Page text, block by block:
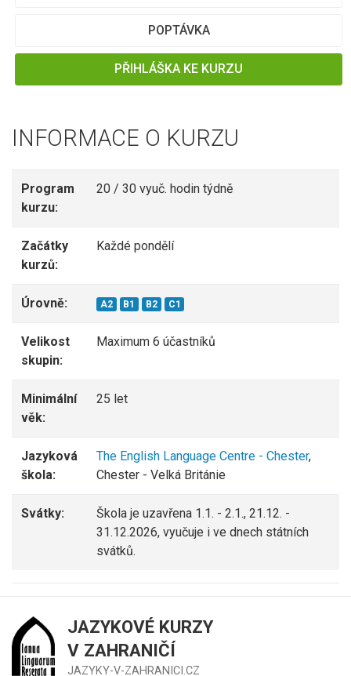
POPTÁVKA
PŘIHLÁŠKA KE KURZU
INFORMACE O KURZU
Program
kurzu:
20 / 30 vyuč. hodin týdně
Začátky
kurzů:
Každé pondělí
Úrovně: A2 B1 B2 C1
Velikost
skupin:
Maximum 6 účastníků
Minimální
věk:
25 let
Jazyková
škola:
The English Language Centre - Chester,
Chester - Velká Británie
Svátky:
Škola je uzavřena 1.1. - 2.1., 21.12. -
31.12.2026, vyučuje i ve dnech státních
svátků.
JAZYKOVÉ KURZY
V ZAHRANIČÍ
JAZYKY-V-ZAHRANICI.CZ